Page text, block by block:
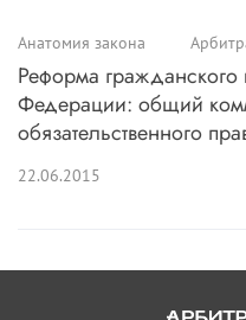
Анатомия закона
Реформа гражданского
Федерации: общий
обязательственного
22.06.2015